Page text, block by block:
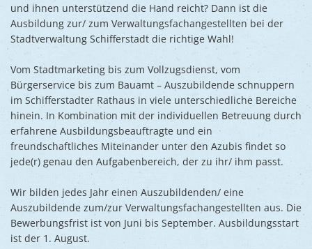
und ihnen unterstützend die Hand reicht? Dann ist die
Ausbildung zur/ zum Verwaltungsfachangestellten bei der
Stadtverwaltung Schifferstadt die richtige Wahl!
Vom Stadtmarketing bis zum Vollzugsdienst, vom
Bürgerservice bis zum Bauamt – Auszubildende schnuppern
im Schifferstadter Rathaus in viele unterschiedliche Bereiche
hinein. In Kombination mit der individuellen Betreuung durch
erfahrene Ausbildungsbeauftragte und ein
freundschaftliches Miteinander unter den Azubis findet so
jede(r) genau den Aufgabenbereich, der zu ihr/ ihm passt.
Wir bilden jedes Jahr einen Auszubildenden/ eine
Auszubildende zum/zur Verwaltungsfachangestellten aus. Die
Bewerbungsfrist ist von Juni bis September. Ausbildungsstart
ist der 1. August.